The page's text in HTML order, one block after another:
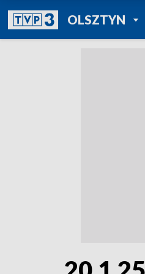
OLSZTYN
POWRÓT
TVP